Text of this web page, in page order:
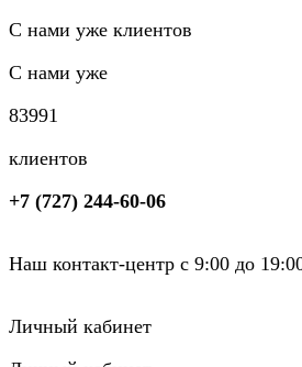
С нами уже клиентов
С нами уже
83991
клиентов
+7 (727) 244-60-06
Наш контакт-центр с 9:00 до
Личный кабинет